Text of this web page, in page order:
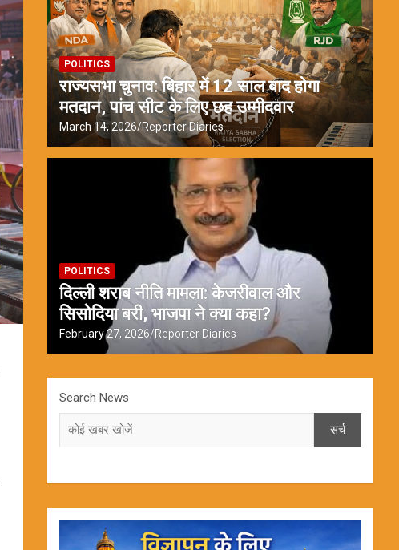
POLITICS
राज्यसभा चुनाव: बिहार में 12 साल बाद होगा
मतदान, पांच सीट के लिए छह उम्मीदवार
March 14, 2026 Reporter Diaries
POLITICS
दिल्ली शराब नीति मामला: केजरीवाल और
सिसोदिया बरी, भाजपा ने क्या कहा?
February 27, 2026 Reporter Diaries
Search News
सर्च